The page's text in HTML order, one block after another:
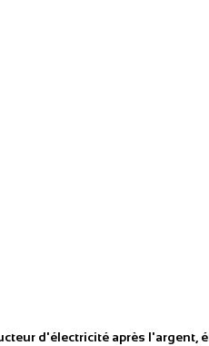
d'électricité après l'argent,